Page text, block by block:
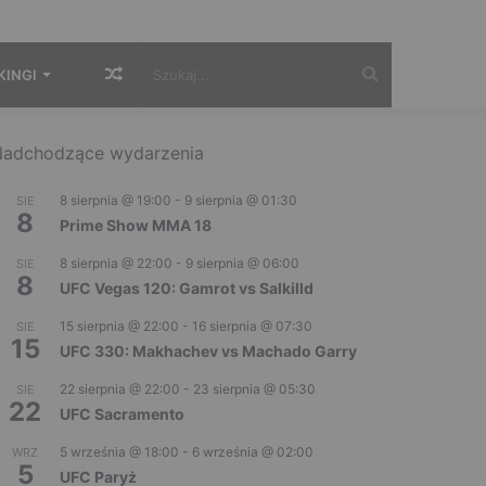
Losowy
wydarzenia
SIE
8
8 sierpnia @ 19:00 - 9 sierpnia @ 01:30
Prime Show MMA 18
SIE
8
8 sierpnia @ 22:00 - 9 sierpnia @ 06:00
UFC Vegas 120: Gamrot vs Salkilld
SIE
15
15 sierpnia @ 22:00 - 16 sierpnia @ 07:30
UFC 330: Makhachev vs Machado Garry
SIE
22
22 sierpnia @ 22:00 - 23 sierpnia @ 05:30
UFC Sacramento
WRZ
5
5 września @ 18:00 - 6 września @ 02:00
UFC Paryż